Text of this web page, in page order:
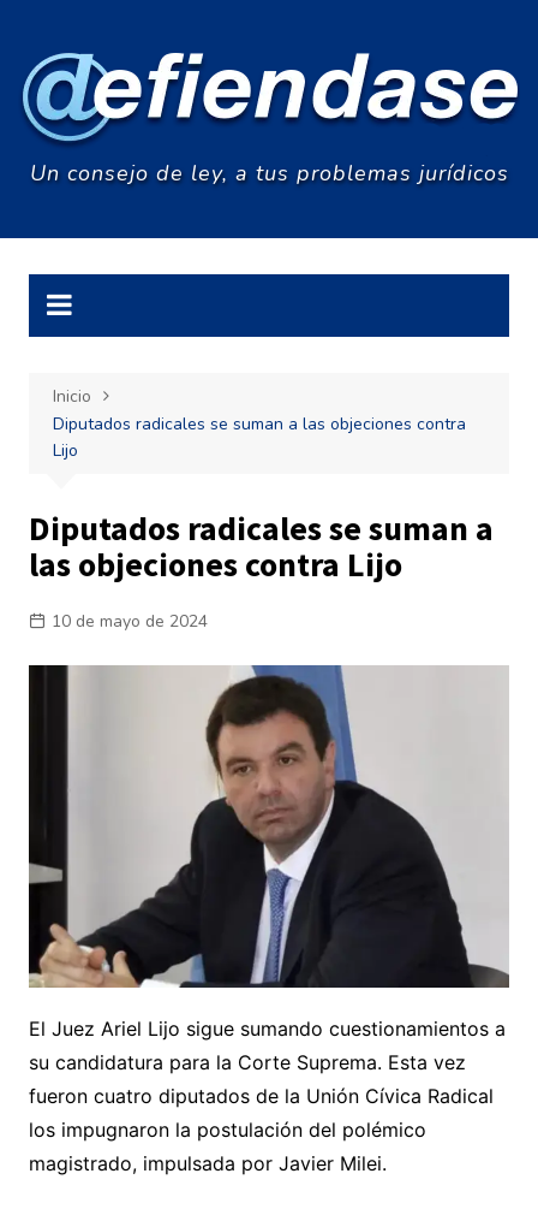
contenido
Un consejo de ley, a tus problemas jurídicos
Inicio
Diputados radicales se suman a las objeciones contra
Lijo
Diputados radicales se suman a
las objeciones contra Lijo
10 de mayo de 2024
El Juez Ariel Lijo sigue sumando cuestionamientos a
su candidatura para la Corte Suprema. Esta vez
fueron cuatro diputados de la Unión Cívica Radical
los impugnaron la postulación del polémico
magistrado, impulsada por Javier Milei.